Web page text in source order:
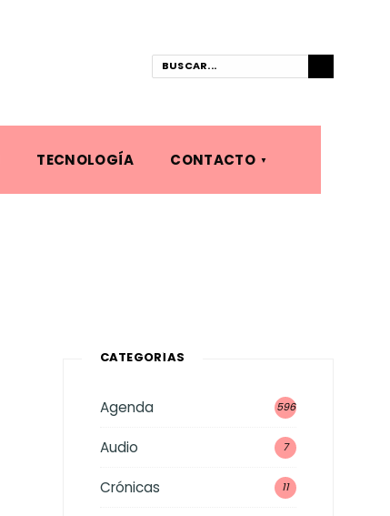
TECNOLOGÍA CONTACTO
CATEGORÍAS
Agenda 596
Audio 7
Crónicas 11